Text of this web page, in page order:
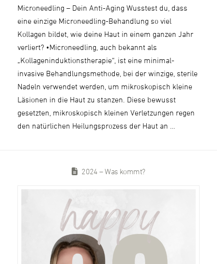
Microneedling – Dein Anti-Aging Wusstest du, dass
eine einzige Microneedling-Behandlung so viel
Kollagen bildet, wie deine Haut in einem ganzen Jahr
verliert? •Microneedling, auch bekannt als
„Kollageninduktionstherapie“, ist eine minimal-
invasive Behandlungsmethode, bei der winzige, sterile
Nadeln verwendet werden, um mikroskopisch kleine
Läsionen in die Haut zu stanzen. Diese bewusst
gesetzten, mikroskopisch kleinen Verletzungen regen
den natürlichen Heilungsprozess der Haut an …
2024 – Was kommt?